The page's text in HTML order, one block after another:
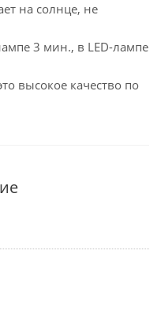
на солнце, не
3 мин., в LED-лампе
высокое качество по